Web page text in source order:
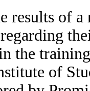
results of
the
of